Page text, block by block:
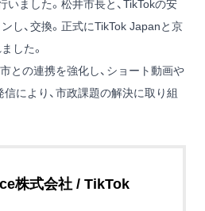
いました。松井市長と、TikTokの安
し、交換。正式にTikTok Japanと京
した。
との連携を強化し、ショート動画や
により、市政課題の解決に取り組
株式会社 / TikTok